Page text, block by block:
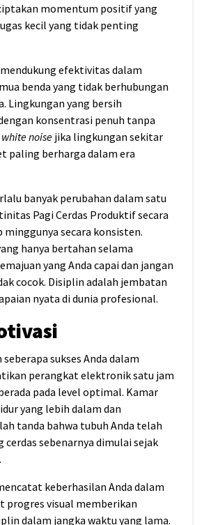
momentum positif yang
kecil yang tidak penting
efektivitas dalam
benda yang tidak berhubungan
Lingkungan yang bersih
konsentrasi penuh tanpa
white noise jika lingkungan sekitar
paling berharga dalam era
banyak perubahan dalam satu
Pagi Cerdas Produktif secara
secara konsisten.
hanya bertahan selama
yang Anda capai dan jangan
cocok. Disiplin adalah jembatan
nyata di dunia profesional.
sukses Anda dalam
perangkat elektronik satu jam
pada level optimal. Kamar
yang lebih dalam dan
tanda bahwa tubuh Anda telah
sebenarnya dimulai sejak
keberhasilan Anda dalam
progres visual memberikan
dalam jangka waktu yang lama.